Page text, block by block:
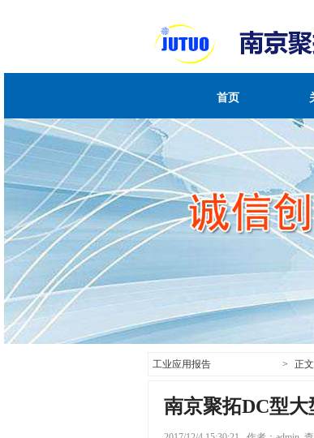
首页
工业应用报告 > 正文
南京聚拓DC型